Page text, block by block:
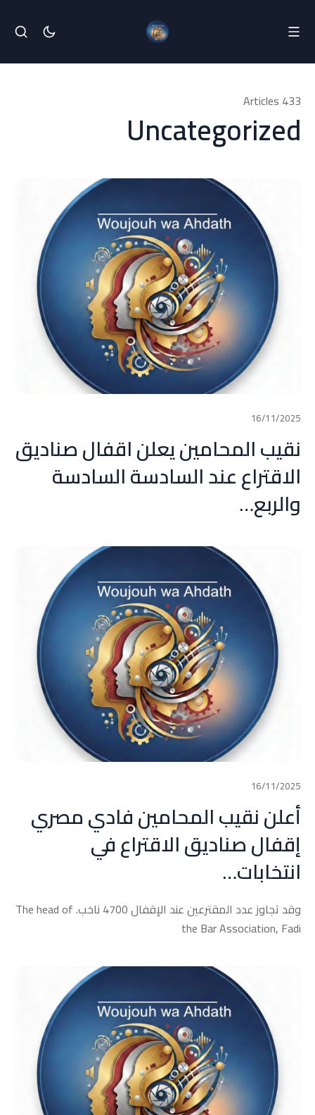
Uncategorized
433 Articles
16/11/2025
نقيب المحامين يعلن اقفال صناديق
الاقتراع عند السادسة السادسة
والربع…
16/11/2025
أعلن نقيب المحامين فادي مصري
إقفال صناديق الاقتراع في
انتخابات…
وقد تجاوز عدد المقترعين عند الإقفال 4700 ناخب. The head of
the Bar Association, Fadi